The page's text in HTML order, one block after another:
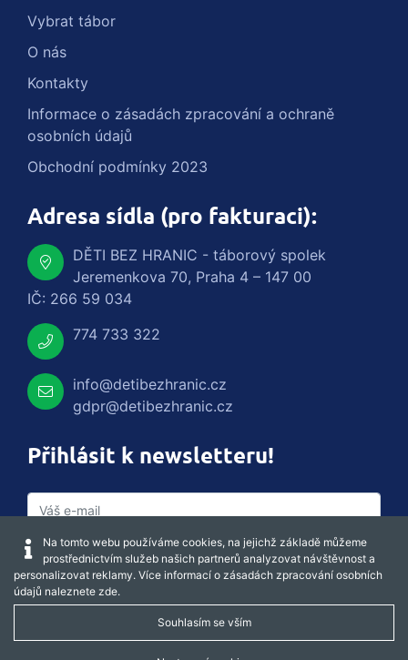
Vybrat tábor
O nás
Kontakty
Informace o zásadách zpracování a ochraně
osobních údajů
Obchodní podmínky 2023
Adresa sídla (pro fakturaci):
DĚTI BEZ HRANIC - táborový spolek
Jeremenkova 70, Praha 4 – 147 00
IČ: 266 59 034
774 733 322
info@detibezhranic.cz
gdpr@detibezhranic.cz
Přihlásit k newsletteru!
Captcha obnovit
Na tomto webu používáme cookies, na jejichž základě můžeme
prostřednictvím služeb našich partnerů analyzovat návštěvnost a
personalizovat reklamy. Více informací o zásadách zpracování osobních
údajů naleznete zde.
Souhlasím se vším